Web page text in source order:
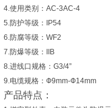
4.使用类别：AC-3AC-4
5.防护等级：IP54
6.防腐等级：WF2
7.防爆等级：IIB
8.进线口规格：G3/4”
9.电缆规格：Ф9mm-Ф14mm
产品特点：